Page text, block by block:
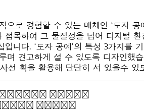
로 경험할 수 있는 매체인 ‘도자
접목하여 그 물질성을 넘어 디지털
니다. ‘도자 공예’의 특성 3가지를
견고하게 설 수 있도록 디자인했
선 획을 활용해 단단히 서 있을수 있
flower buds.
buds.